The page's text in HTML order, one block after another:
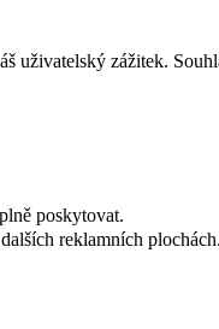
uživatelský zážitek.
poskytovat.
reklamních plochách.